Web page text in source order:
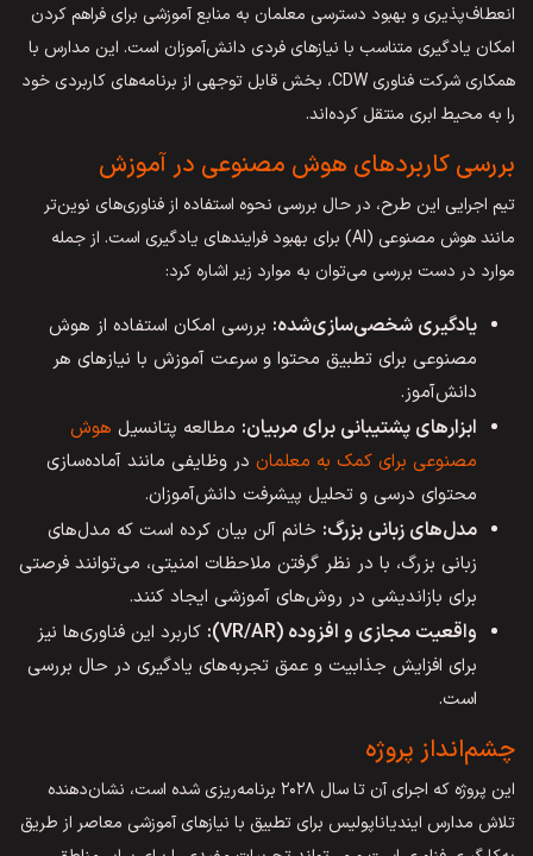
انعطاف‌پذیری و بهبود دسترسی معلمان به منابع آموزشی برای فراهم کردن
امکان یادگیری متناسب با نیازهای فردی دانش‌آموزان است. این مدارس با
همکاری شرکت فناوری CDW، بخش قابل توجهی از برنامه‌های کاربردی خود
را به محیط ابری منتقل کرده‌اند.
بررسی کاربردهای هوش مصنوعی در آموزش
تیم اجرایی این طرح، در حال بررسی نحوه استفاده از فناوری‌های نوین‌تر
مانند هوش مصنوعی (AI) برای بهبود فرایندهای یادگیری است. از جمله
موارد در دست بررسی می‌توان به موارد زیر اشاره کرد:
یادگیری شخصی‌سازی‌شده: بررسی امکان استفاده از هوش
مصنوعی برای تطبیق محتوا و سرعت آموزش با نیازهای هر
دانش‌آموز.
ابزارهای پشتیبانی برای مربیان: مطالعه پتانسیل هوش
مصنوعی برای کمک به معلمان در وظایفی مانند آماده‌سازی
محتوای درسی و تحلیل پیشرفت دانش‌آموزان.
مدل‌های زبانی بزرگ: خانم آلن بیان کرده است که مدل‌های
زبانی بزرگ، با در نظر گرفتن ملاحظات امنیتی، می‌توانند فرصتی
برای بازاندیشی در روش‌های آموزشی ایجاد کنند.
واقعیت مجازی و افزوده (VR/AR):
کاربرد این فناوری‌ها نیز
برای افزایش جذابیت و عمق تجربه‌های یادگیری در حال بررسی
است.
چشم‌انداز پروژه
این پروژه که اجرای آن تا سال ۲۰۲۸ برنامه‌ریزی شده است، نشان‌دهنده
تلاش مدارس ایندیاناپولیس برای تطبیق با نیازهای آموزشی معاصر از طریق